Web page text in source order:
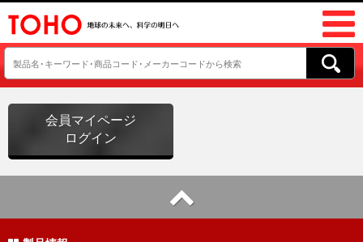
会員マイページ
ログイン